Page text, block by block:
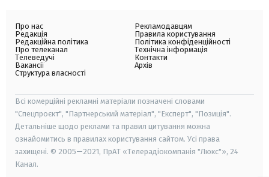
Про нас
Редакція
Редакційна політика
Про телеканал
Телеведучі
Вакансії
Структура власності
Рекламодавцям
Правила користування
Політика конфіденційності
Технічна інформація
Контакти
Архів
Всі комерційні рекламні матеріали позначені словами
"Спецпроєкт", "Партнерський матеріал", "Експерт", "Позиція".
Детальніше щодо реклами та правил цитування можна
ознайомитись в правилах користування сайтом. Усі права
захищені. © 2005—2021, ПрАТ «Телерадіокомпанія "Люкс"», 24
Канал.